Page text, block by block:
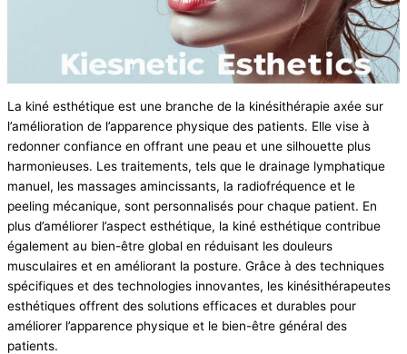
La kiné esthétique est une branche de la kinésithérapie axée sur
l’amélioration de l’apparence physique des patients. Elle vise à
redonner confiance en offrant une peau et une silhouette plus
harmonieuses. Les traitements, tels que le drainage lymphatique
manuel, les massages amincissants, la radiofréquence et le
peeling mécanique, sont personnalisés pour chaque patient. En
plus d’améliorer l’aspect esthétique, la kiné esthétique contribue
également au bien-être global en réduisant les douleurs
musculaires et en améliorant la posture. Grâce à des techniques
spécifiques et des technologies innovantes, les kinésithérapeutes
esthétiques offrent des solutions efficaces et durables pour
améliorer l’apparence physique et le bien-être général des
patients.